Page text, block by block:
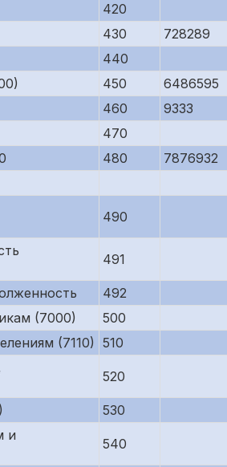
420
430 728289
440
450 6486595
460 9333
470
480 7876932
490
491
492
(7000)
500
(7110)
510
520
530
и
540